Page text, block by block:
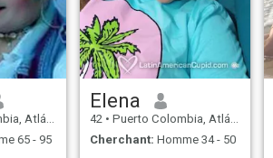
Colombie
65 - 95
Elena
42 • Puerto Colombia, Atlántico, Colombie
Cherchant: Homme 34 - 50